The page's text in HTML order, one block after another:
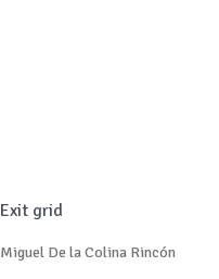
Exit grid
Miguel De la Colina Rincón